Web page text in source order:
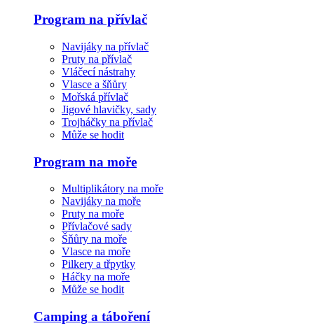
Program na přívlač
Navijáky na přívlač
Pruty na přívlač
Vláčecí nástrahy
Vlasce a šňůry
Mořská přívlač
Jigové hlavičky, sady
Trojháčky na přívlač
Může se hodit
Program na moře
Multiplikátory na moře
Navijáky na moře
Pruty na moře
Přívlačové sady
Šňůry na moře
Vlasce na moře
Pilkery a třpytky
Háčky na moře
Může se hodit
Camping a táboření